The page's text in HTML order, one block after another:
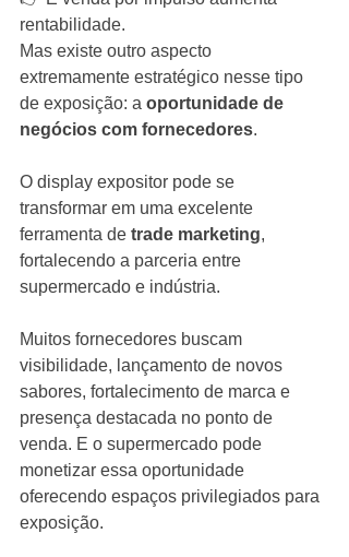
rentabilidade.
Mas existe outro aspecto
extremamente estratégico nesse tipo
de exposição: a oportunidade de
negócios com fornecedores.
O display expositor pode se
transformar em uma excelente
ferramenta de trade marketing,
fortalecendo a parceria entre
supermercado e indústria.
Muitos fornecedores buscam
visibilidade, lançamento de novos
sabores, fortalecimento de marca e
presença destacada no ponto de
venda. E o supermercado pode
monetizar essa oportunidade
oferecendo espaços privilegiados para
exposição.